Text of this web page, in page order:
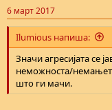
т
е
м
а
т
а
п
о
ч
н
у
в
а
6 март 2017
Ilumious напиша:
Значи агресијата се
неможноста/
што ги мачи.